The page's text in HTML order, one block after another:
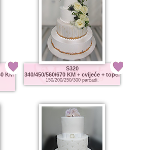
KM
S320
340/450/560/670 KM + cvijeće + toper
150/200/250/300 parčadi.